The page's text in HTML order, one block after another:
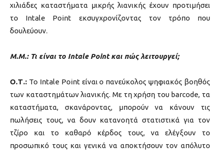
χιλιάδες καταστήματα μικρής λιανικής έχουν προτιμήσει
το Intale Point εκσυγχρονίζοντας τον τρόπο που
δουλεύουν.
Μ.Μ.: Τι είναι το Intale Point και πώς λειτουργεί;
Ο.Τ.: To Intale Point είναι ο πανεύκολος ψηφιακός βοηθός
των καταστημάτων λιανικής. Με τη χρήση του barcode, τα
καταστήματα, σκανάροντας, μπορούν να κάνουν τις
πωλήσεις τους, να δουν κατανοητά στατιστικά για τον
τζίρο και το καθαρό κέρδος τους, να ελέγξουν το
προσωπικό τους και γενικά να αποκτήσουν τον απόλυτο